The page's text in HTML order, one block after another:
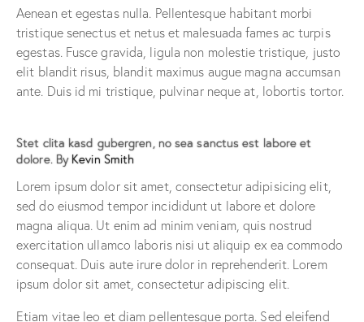
Aenean et egestas nulla. Pellentesque habitant morbi
tristique senectus et netus et malesuada fames ac turpis
egestas. Fusce gravida, ligula non molestie tristique, justo
elit blandit risus, blandit maximus augue magna accumsan
ante. Duis id mi tristique, pulvinar neque at, lobortis tortor.
Stet clita kasd gubergren, no sea sanctus est labore et
dolore. ByKevin Smith
Lorem ipsum dolor sit amet, consectetur adipisicing elit,
sed do eiusmod tempor incididunt ut labore et dolore
magna aliqua. Ut enim ad minim veniam, quis nostrud
exercitation ullamco laboris nisi ut aliquip ex ea commodo
consequat. Duis aute irure dolor in reprehenderit. Lorem
ipsum dolor sit amet, consectetur adipiscing elit.
Etiam vitae leo et diam pellentesque porta. Sed eleifend